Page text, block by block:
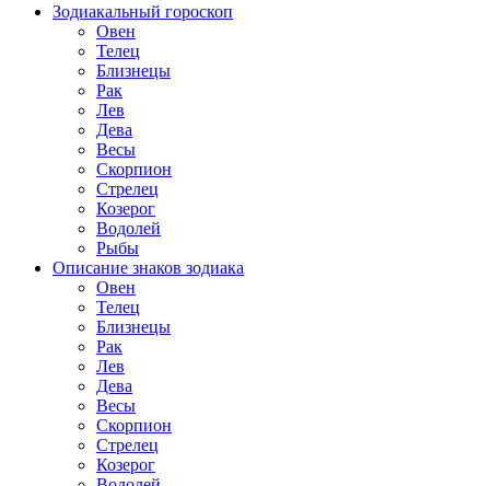
Зодиакальный гороскоп
Овен
Телец
Близнецы
Рак
Лев
Дева
Весы
Скорпион
Стрелец
Козерог
Водолей
Рыбы
Описание знаков зодиака
Овен
Телец
Близнецы
Рак
Лев
Дева
Весы
Скорпион
Стрелец
Козерог